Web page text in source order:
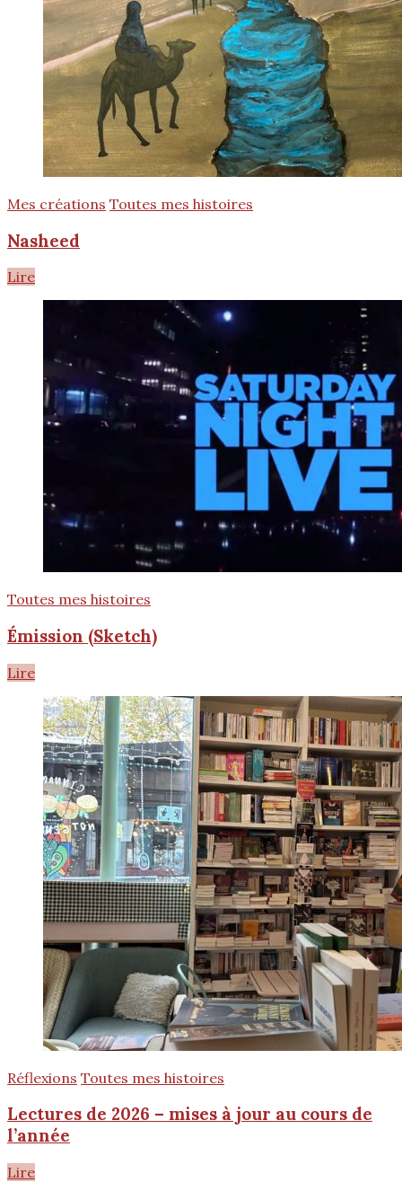
Mes créations Toutes mes histoires
Nasheed
Lire
Toutes mes histoires
Émission (Sketch)
Lire
Réflexions Toutes mes histoires
Lectures de 2026 – mises à jour au cours de
l’année
Lire